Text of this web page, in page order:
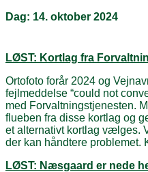
Dag: 14. oktober 2024
LØST: Kortlag fra
Ortofoto forår 2024 og
fejlmeddelse “could not
med Forvaltningstjenesten.
flueben fra disse kortlag og
et alternativt kortlag vælges.
der kan håndtere problemet.
LØST: Næsgaard er nede